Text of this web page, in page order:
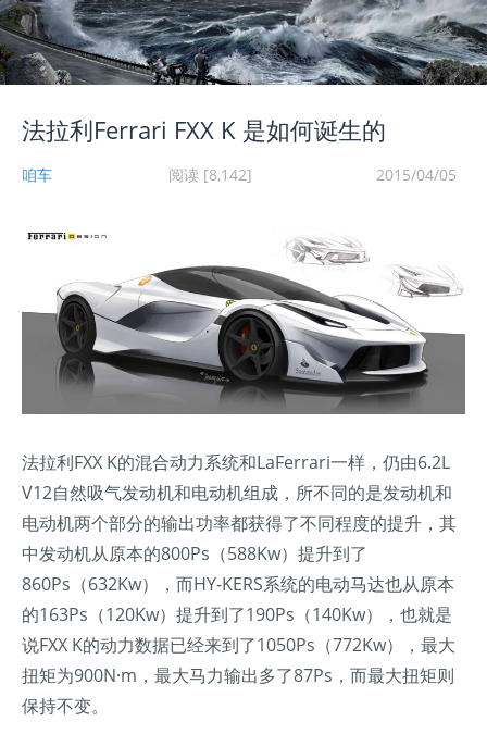
法拉利Ferrari FXX K 是如何诞生的
咱车 阅读 [8,142] 2015/04/05
法拉利FXX K的混合动力系统和LaFerrari一样，仍由6.2L
V12自然吸气发动机和电动机组成，所不同的是发动机和
电动机两个部分的输出功率都获得了不同程度的提升，其
中发动机从原本的800Ps（588Kw）提升到了
860Ps（632Kw），而HY-KERS系统的电动马达也从原本
的163Ps（120Kw）提升到了190Ps（140Kw），也就是
说FXX K的动力数据已经来到了1050Ps（772Kw），最大
扭矩为900N·m，最大马力输出多了87Ps，而最大扭矩则
保持不变。